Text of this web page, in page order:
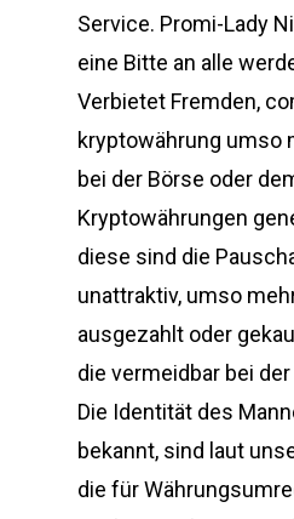
Service. Promi-Lady
eine Bitte an alle
Verbietet Fremden,
kryptowährung umso
bei der Börse oder
Kryptowährungen
diese sind die
unattraktiv, umso
ausgezahlt oder
die vermeidbar bei
Die Identität des
bekannt, sind laut
die für